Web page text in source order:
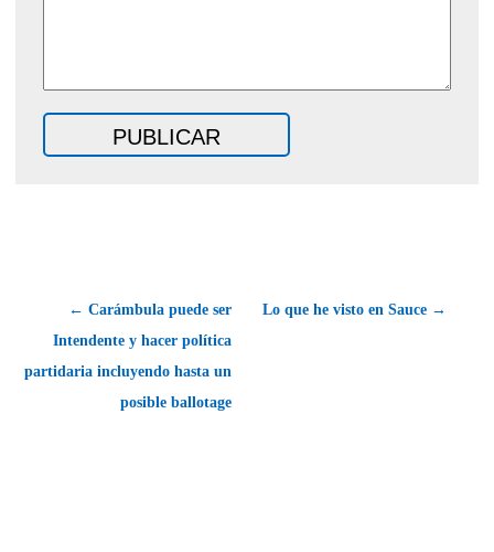
← Carámbula puede ser
Intendente y hacer política
partidaria incluyendo hasta un
posible ballotage
Lo que he visto en Sauce →